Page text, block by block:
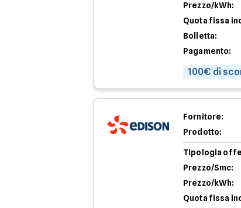
Prezzo/kWh:
Quota fissa
Bolletta:
Pagamento:
100€ di
Fornitore:
Prodotto:
Tipologia
Prezzo/Smc:
Prezzo/kWh:
Quota fissa